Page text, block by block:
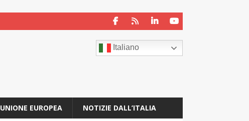
Italiano
UNIONE EUROPEA NOTIZIE DALL’ITALIA